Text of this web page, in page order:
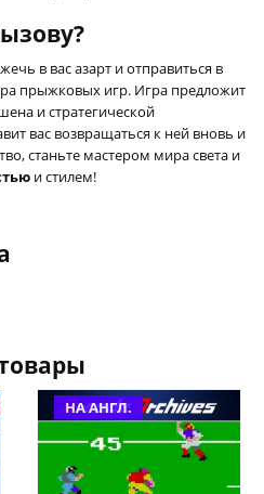
в вас азарт и отправиться в
прыжковых игр. Игра предложит
и стратегической
вас возвращаться к ней вновь и
станьте мастером мира света и
и стилем!
НА АНГЛ.